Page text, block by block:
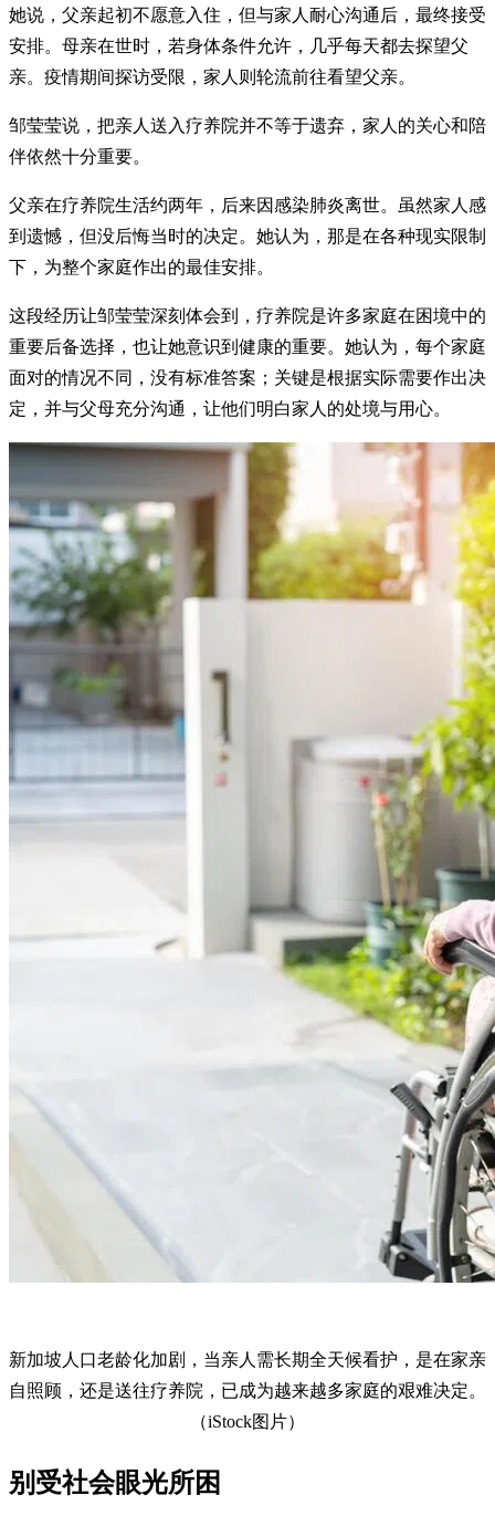
她说，父亲起初不愿意入住，但与家人耐心沟通后，最终接受
安排。母亲在世时，若身体条件允许，几乎每天都去探望父
亲。疫情期间探访受限，家人则轮流前往看望父亲。
邹莹莹说，把亲人送入疗养院并不等于遗弃，家人的关心和陪
伴依然十分重要。
父亲在疗养院生活约两年，后来因感染肺炎离世。虽然家人感
到遗憾，但没后悔当时的决定。她认为，那是在各种现实限制
下，为整个家庭作出的最佳安排。
这段经历让邹莹莹深刻体会到，疗养院是许多家庭在困境中的
重要后备选择，也让她意识到健康的重要。她认为，每个家庭
面对的情况不同，没有标准答案；关键是根据实际需要作出决
定，并与父母充分沟通，让他们明白家人的处境与用心。
新加坡人口老龄化加剧，当亲人需长期全天候看护，是在家亲
自照顾，还是送往疗养院，已成为越来越多家庭的艰难决定。
（iStock图片）
别受社会眼光所困